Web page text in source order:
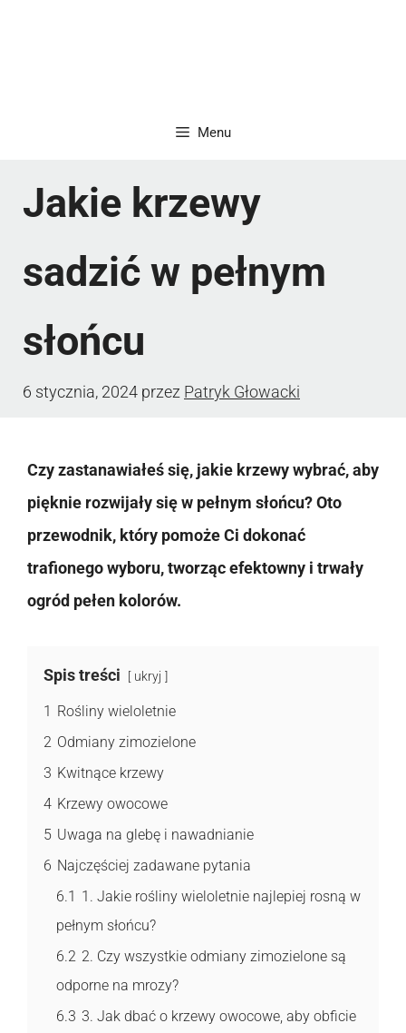
Menu
Jakie krzewy
sadzić w pełnym
słońcu
6 stycznia, 2024 przez Patryk Głowacki
Czy zastanawiałeś się, jakie krzewy wybrać, aby
pięknie rozwijały się w pełnym słońcu? Oto
przewodnik, który pomoże Ci dokonać
trafionego wyboru, tworząc efektowny i trwały
ogród pełen kolorów.
Spis treści ukryj
1 Rośliny wieloletnie
2 Odmiany zimozielone
3 Kwitnące krzewy
4 Krzewy owocowe
5 Uwaga na glebę i nawadnianie
6 Najczęściej zadawane pytania
6.1 1. Jakie rośliny wieloletnie najlepiej rosną w
pełnym słońcu?
6.2 2. Czy wszystkie odmiany zimozielone są
odporne na mrozy?
6.3 3. Jak dbać o krzewy owocowe, aby obficie